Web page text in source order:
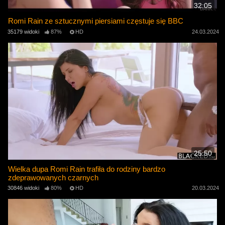
32:05
Romi Rain ze sztucznymi piersiami częstuje się BBC
35179 widoki 87% HD 24.03.2024
25:50
Wielka dupa Romi Rain trafiła do rodziny bardzo
zdeprawowanych czarnych
30846 widoki 80% HD 20.03.2024